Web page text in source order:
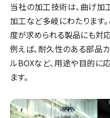
当社の加工技術は、曲げ加
加工など多岐にわたります
度が求められる製品にも対
例えば、耐久性のある部品
ルBOXなど、用途や目的に
ます。